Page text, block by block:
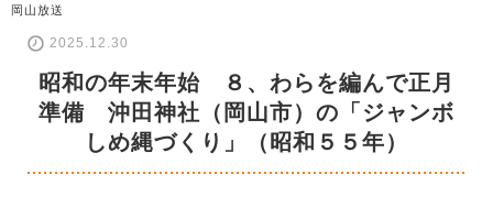
岡山放送
2025.12.30
昭和の年末年始 ８、わらを編んで正月
準備 沖田神社（岡山市）の「ジャンボ
しめ縄づくり」（昭和５５年）